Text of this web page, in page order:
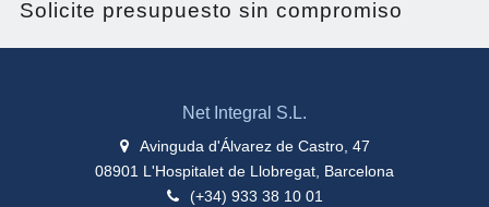
Solicite presupuesto sin compromiso
Net Integral S.L.
Avinguda d'Álvarez de Castro, 47
08901 L'Hospitalet de Llobregat, Barcelona
(+34) 933 38 10 01